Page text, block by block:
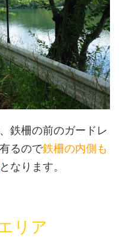
鉄柵の前のガードレ
るので鉄柵の内側も
となります。
リア